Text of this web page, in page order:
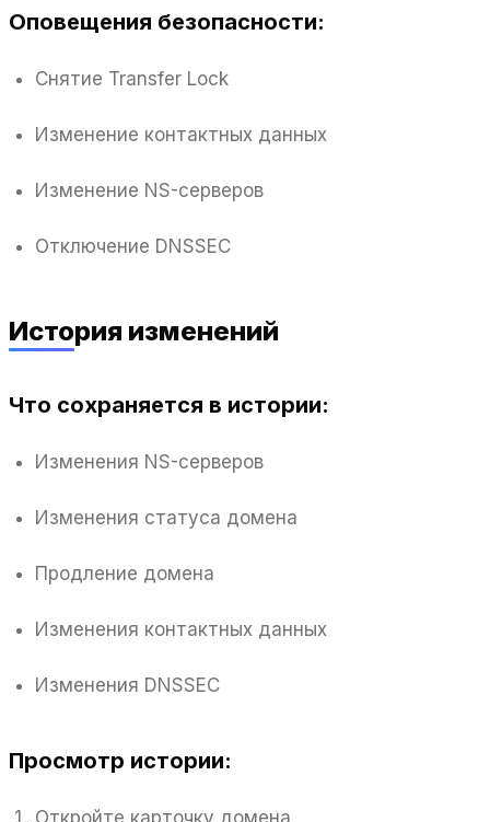
Оповещения безопасности:
Снятие Transfer Lock
Изменение контактных данных
Изменение NS-серверов
Отключение DNSSEC
История изменений
Что сохраняется в истории:
Изменения NS-серверов
Изменения статуса домена
Продление домена
Изменения контактных данных
Изменения DNSSEC
Просмотр истории:
Откройте карточку домена